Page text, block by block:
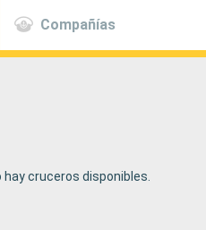
Compañías
cruceros disponibles.